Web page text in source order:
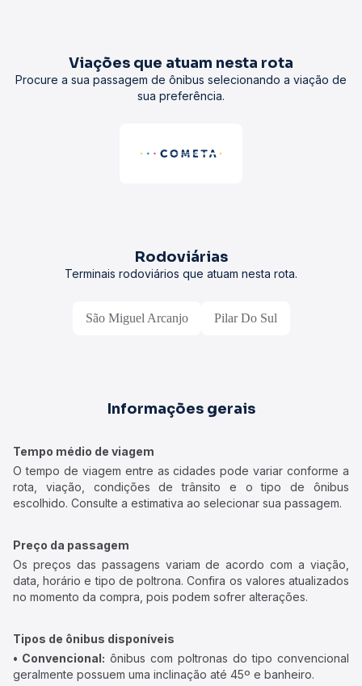
Viações que atuam nesta rota
Procure a sua passagem de ônibus selecionando a viação de
sua preferência.
Rodoviárias
Terminais rodoviários que atuam nesta rota.
São Miguel Arcanjo Pilar Do Sul
Informações gerais
Tempo médio de viagem
O tempo de viagem entre as cidades pode variar conforme a
rota, viação, condições de trânsito e o tipo de ônibus
escolhido. Consulte a estimativa ao selecionar sua passagem.
Preço da passagem
Os preços das passagens variam de acordo com a viação,
data, horário e tipo de poltrona. Confira os valores atualizados
no momento da compra, pois podem sofrer alterações.
Tipos de ônibus disponíveis
• Convencional: ônibus com poltronas do tipo convencional
geralmente possuem uma inclinação até 45º e banheiro.